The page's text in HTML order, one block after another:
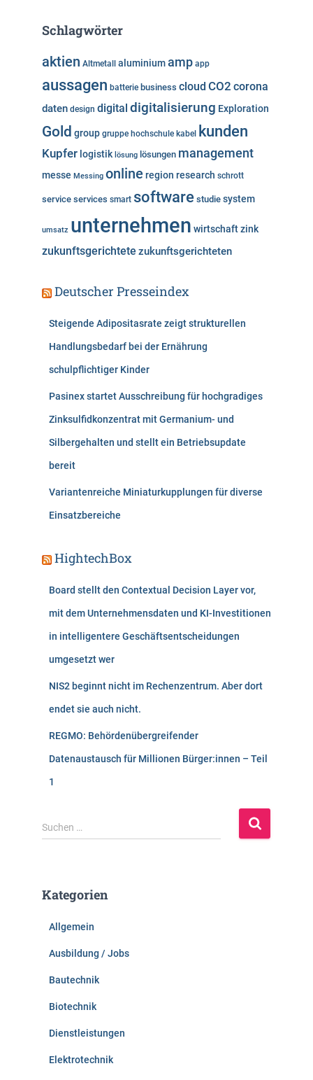
g
r
i
n
Schlagwörter
aktien Altmetall aluminiumamp app
aussagen batterie business cloud CO2 corona
daten design digital digitalisierung Exploration
Gold group gruppe hochschule kabel kunden
Kupfer logistik lösung lösungen management
messe Messing online region research schrott
service services smart software studie system
umsatz unternehmen wirtschaftzink
zukunftsgerichtete zukunftsgerichteten
Deutscher Presseindex
Steigende Adipositasrate zeigt strukturellen
Handlungsbedarf bei der Ernährung
schulpflichtiger Kinder
Pasinex startet Ausschreibung für hochgradiges
Zinksulfidkonzentrat mit Germanium- und
Silbergehalten und stellt ein Betriebsupdate
bereit
Variantenreiche Miniaturkupplungen für diverse
Einsatzbereiche
HightechBox
Board stellt den Contextual Decision Layer vor,
mit dem Unternehmensdaten und KI-Investitionen
in intelligentere Geschäftsentscheidungen
umgesetzt wer
NIS2 beginnt nicht im Rechenzentrum. Aber dort
endet sie auch nicht.
REGMO: Behördenübergreifender
Datenaustausch für Millionen Bürger:innen – Teil
1
S
u
n
Suchen …
Kategorien
Allgemein
Ausbildung / Jobs
Bautechnik
Biotechnik
Dienstleistungen
Elektrotechnik